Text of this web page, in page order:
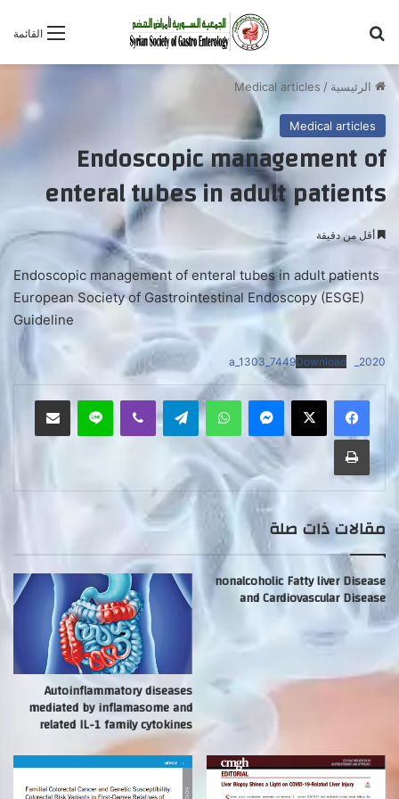
القائمة
الرئيسية /
Medical articles
Medical articles
Endoscopic management of
enteral tubes in adult patients
أقل من دقيقة
Endoscopic management of enteral tubes in adult patients
European Society of Gastrointestinal Endoscopy (ESGE)
Guideline
2020_a_1303_7449
Download
ماسنجر واتساب تيلقرام ڤايبر لاين مشاركة عبر البريد
طباعة
مقالات ذات صلة
nonalcoholic Fatty liver Disease
and Cardiovascular Disease
Autoinflammatory diseases
mediated by inflamasome and
related IL-1 family cytokines